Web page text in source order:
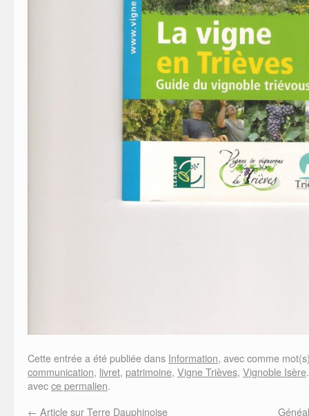
Cette entrée a été publiée dans Information, avec comme
communication, livret, patrimoine, Vigne Trièves, Vignoble Isère
avecce permalien.
← Article sur Terre Dauphinoise